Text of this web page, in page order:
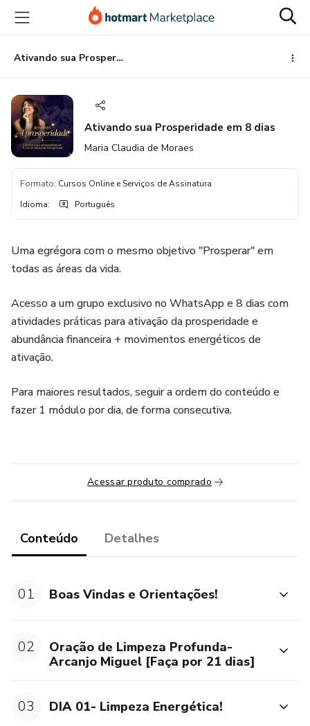
para
conteúdo
principal
para
pagamento
para
rodapé
Ativando sua Prosperidade em 8 dias
Ativando sua Prosperidade em 8 dias
Maria Claudia de Moraes
Formato: Cursos Online e Serviços de Assinatura
Idioma: Português
Uma egrégora com o mesmo objetivo "Prosperar" em
todas as áreas da vida.
Acesso a um grupo exclusivo no WhatsApp e 8 dias com
atividades práticas para ativação da prosperidade e
abundância financeira + movimentos energéticos de
ativação.
Para maiores resultados, seguir a ordem do conteúdo e
fazer 1 módulo por dia, de forma consecutiva.
Acessar produto comprado
Conteúdo Detalhes
01 Boas Vindas e Orientações!
02
Oração de Limpeza Profunda-
Arcanjo Miguel [Faça por 21 dias]
03 DIA 01- Limpeza Energética!